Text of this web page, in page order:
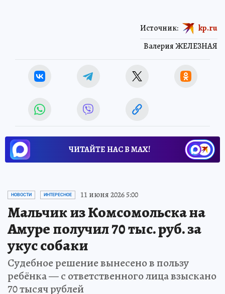
Валерия ЖЕЛЕЗНАЯ
Источник: kp.ru
ЧИТАЙТЕ НАС В МАХ!
НОВОСТИ ИНТЕРЕСНОЕ 11 июня 2026 5:00
Мальчик из Комсомольска на
Амуре получил 70 тыс. руб. за
укус собаки
Судебное решение вынесено в пользу
ребёнка — с ответственного лица взыскано
70 тысяч рублей